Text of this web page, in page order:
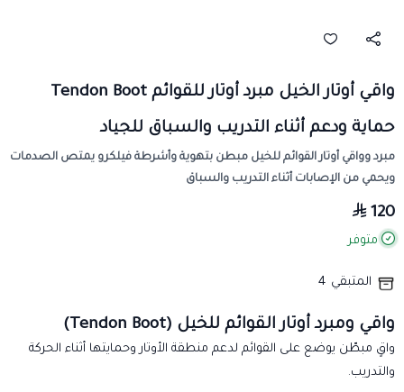
واقي أوتار الخيل مبرد أوتار للقوائم Tendon Boot
حماية ودعم أثناء التدريب والسباق للجياد
مبرد وواقي أوتار القوائم للخيل مبطن بتهوية وأشرطة فيلكرو يمتص الصدمات
ويحمي من الإصابات أثناء التدريب والسباق
120
متوفر
المتبقي 4
واقي ومبرد أوتار القوائم للخيل (Tendon Boot)
واقٍ مبطّن يوضع على القوائم لدعم منطقة الأوتار وحمايتها أثناء الحركة
والتدريب.